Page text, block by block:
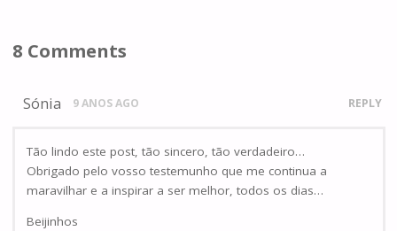
8 Comments
Sónia 9 ANOS AGO REPLY
Tão lindo este post, tão sincero, tão verdadeiro…
Obrigado pelo vosso testemunho que me continua a
maravilhar e a inspirar a ser melhor, todos os dias…
Beijinhos